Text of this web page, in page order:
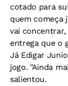
cotado para
quem começa
vai concentrar,
entrega que o
Já Edigar
jogo. "Ainda
salientou.